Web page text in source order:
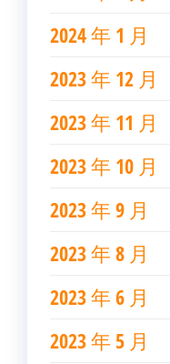
2024 年 1 月
2023 年 12 月
2023 年 11 月
2023 年 10 月
2023 年 9 月
2023 年 8 月
2023 年 6 月
2023 年 5 月